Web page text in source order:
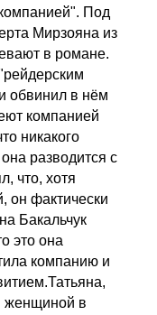
Под
Мирзояна из
в романе.
обвинил в нём
компанией
никакого
разводится с
что, хотя
он фактически
Бакальчук
это она
компанию и
женщиной в